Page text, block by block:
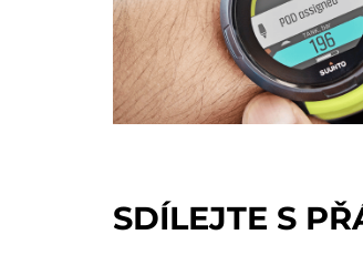
SDÍLEJTE S